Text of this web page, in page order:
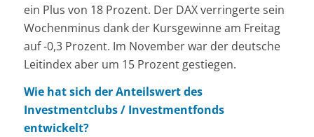
ein Plus von 18 Prozent. Der DAX verringerte sein
Wochenminus dank der Kursgewinne am Freitag
auf -0,3 Prozent. Im November war der deutsche
Leitindex aber um 15 Prozent gestiegen.
Wie hat sich der Anteilswert des
Investmentclubs / Investmentfonds
entwickelt?